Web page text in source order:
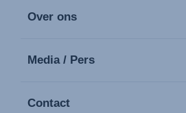
Over ons
Media / Pers
Contact